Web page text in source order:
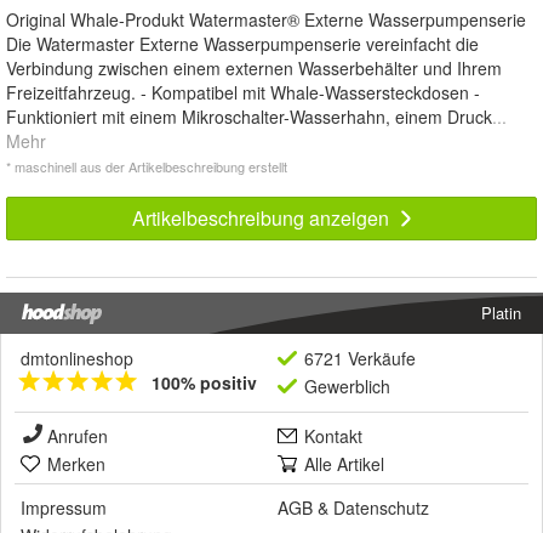
Original Whale-Produkt Watermaster® Externe Wasserpumpenserie
Die Watermaster Externe Wasserpumpenserie vereinfacht die
Verbindung zwischen einem externen Wasserbehälter und Ihrem
Freizeitfahrzeug. - Kompatibel mit Whale-Wassersteckdosen -
Funktioniert mit einem Mikroschalter-Wasserhahn, einem Druck...
Mehr
* maschinell aus der Artikelbeschreibung erstellt
Artikelbeschreibung anzeigen
Platin
dmtonlineshop
100% positiv
6721 Verkäufe
Gewerblich
Anrufen
Kontakt
Merken
Alle Artikel
Impressum
AGB & Datenschutz